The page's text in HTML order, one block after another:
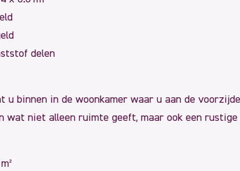
delen
u binnen in de woonkamer waar u aan de
wat niet alleen ruimte geeft, maar ook een